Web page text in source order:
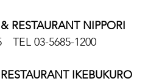
RESTAURANT NIPPORI
TEL 03-5685-1200
IKEBUKURO